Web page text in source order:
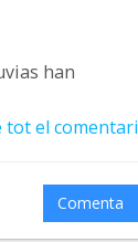
han
tot el comentari
Comenta